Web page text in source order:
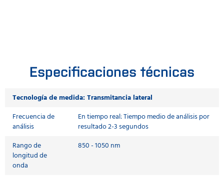
Especificaciones técnicas
Tecnología de medida: Transmitancia lateral
Frecuencia de
análisis
En tiempo real: Tiempo medio de análisis por
resultado 2-3 segundos
Rango de
longitud de
onda
850 - 1050 nm